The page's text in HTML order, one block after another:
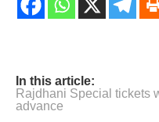
In this article:
Rajdhani Special tickets
advance